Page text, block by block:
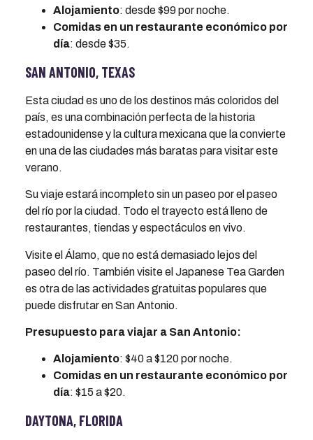
Alojamiento: desde $99 por noche.
Comidas en un restaurante económico por
día: desde $35.
SAN ANTONIO, TEXAS
Esta ciudad es uno de los destinos más coloridos del
país, es una combinación perfecta de la historia
estadounidense y la cultura mexicana que la convierte
en una de las ciudades más baratas para visitar este
verano.
Su viaje estará incompleto sin un paseo por el paseo
del río por la ciudad. Todo el trayecto está lleno de
restaurantes, tiendas y espectáculos en vivo.
Visite el Álamo, que no está demasiado lejos del
paseo del río. También visite el Japanese Tea Garden
es otra de las actividades gratuitas populares que
puede disfrutar en San Antonio.
Presupuesto para viajar a San Antonio:
Alojamiento: $40 a $120 por noche.
Comidas en un restaurante económico por
día: $15 a $20.
DAYTONA, FLORIDA